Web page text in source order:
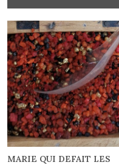
MARIE QUI DEFAIT LES